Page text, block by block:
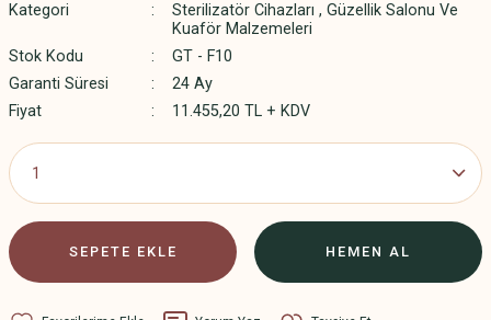
Kategori Sterilizatör Cihazları , Güzellik Salonu Ve
Kuaför Malzemeleri
Stok Kodu
GT - F10
Garanti Süresi
24 Ay
Fiyat
11.455,20 TL + KDV
SEPETE EKLE HEMEN AL